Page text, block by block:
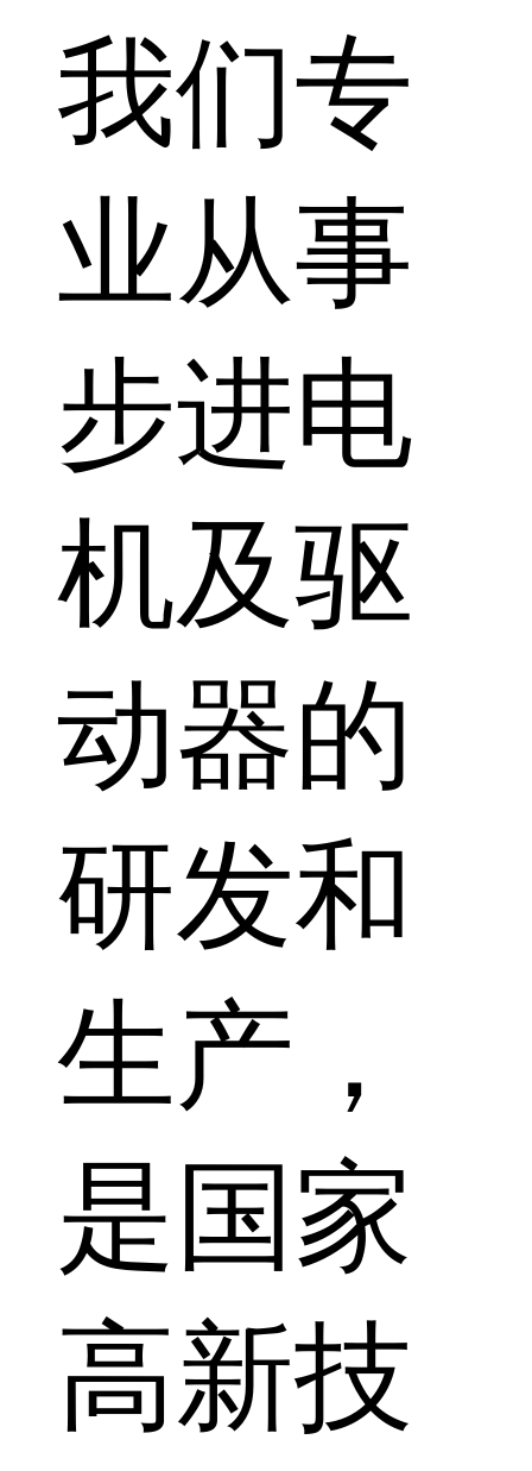
我们专
业从事
步进电
机及驱
动器的
研发和
生产，
是国家
高新技